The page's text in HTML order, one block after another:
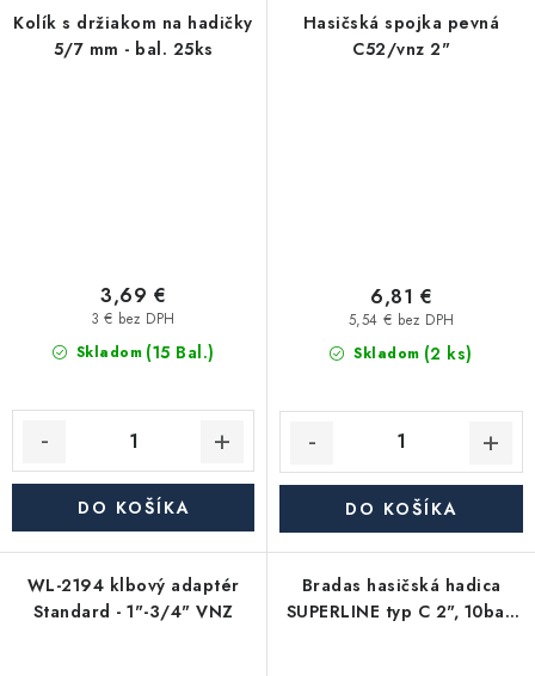
Kolík s držiakom na hadičky
5/7 mm - bal. 25ks
Skladom (15 Bal.)
3 € bez DPH
3,69 €
DO KOŠÍKA
Hasičská spojka pevná
C52/vnz 2"
Skladom (2 ks)
5,54 € bez DPH
6,81 €
DO KOŠÍKA
WL-2194 klbový adaptér
Standard - 1"-3/4" VNZ
Bradas hasičská hadica
SUPERLINE typ C 2", 10bar,